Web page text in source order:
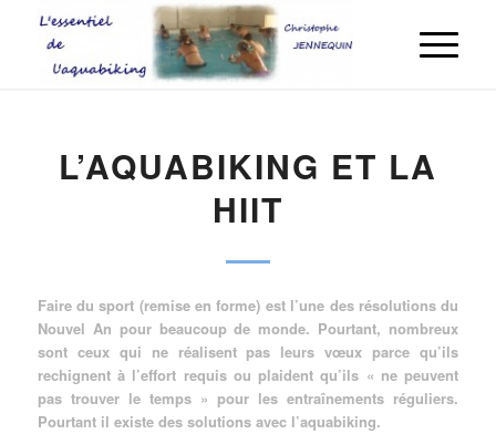
L’AQUABIKING ET LA
HIIT
Faire du sport (remise en forme) est l’une des résolutions du
Nouvel An pour beaucoup de monde. Pourtant, nombreux
sont ceux qui ne réalisent pas leurs vœux parce qu’ils
rechignent à l’effort requis ou plaident qu’ils « ne peuvent
pas trouver le temps » pour les entraînements réguliers.
Pourtant il existe des solutions avec l’aquabiking.